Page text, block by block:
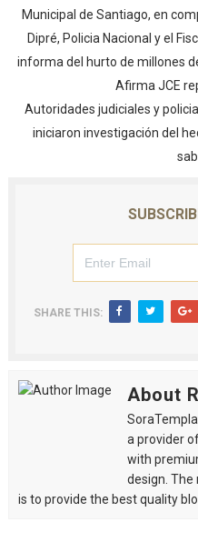
Municipal de Santiago, en
Dipré, Policia Nacional y el
informa del hurto de millones
Afirma JCE
Autoridades judiciales y
iniciaron investigación del
SHARE THIS:
About
a provider
with
design.
is to provide the best quality